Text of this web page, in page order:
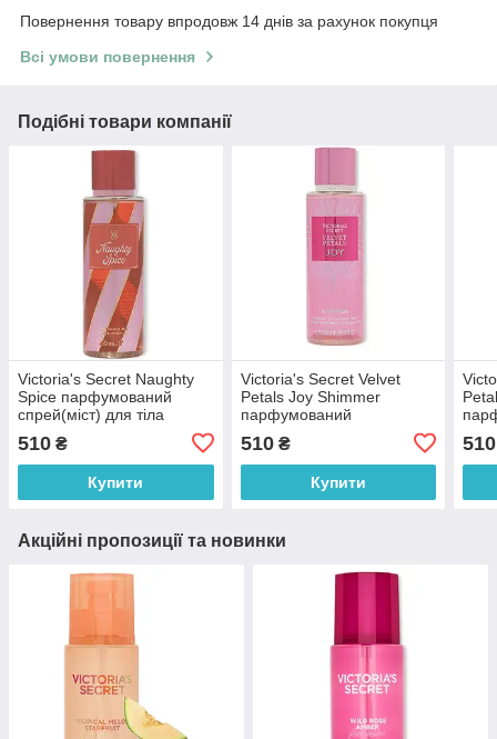
Повернення товару впродовж 14 днів за рахунок покупця
Всі умови повернення
Подібні товари компанії
Victoria's Secret Naughty
Spice парфумований
спрей(міст) для тіла
(оригінал оригінал США)
510 ₴
Купити
Victoria's Secret Velvet
Petals Joy Shimmer
парфумований
блисківками (оригінал
оригінал США)
510₴
Купити
510
Акційні пропозиції та новинки